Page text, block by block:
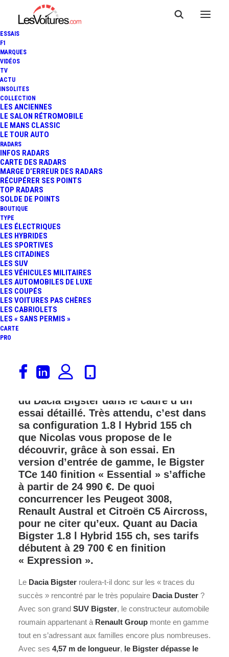
ESSAIS
F1
MARQUES
VIDÉOS
TV
ACTU
INSOLITES
COLLECTION
LES ANCIENNES
LE SALON RÉTROMOBILE
LE MANS CLASSIC
LE TOUR AUTO
RADARS
INFOS RADARS
CARTE DES RADARS
MARGE D’ERREUR DES RADARS
RÉCUPÉRER SES POINTS
TOP RADARS
SOLDE DE POINTS
BOUTIQUE
TYPE
LES ÉLECTRIQUES
LES HYBRIDES
LES SPORTIVES
LES CITADINES
LES SUV
LES VÉHICULES MILITAIRES
LES AUTOMOBILES DE LUXE
LES COUPÉS
LES VOITURES PAS CHÈRES
LES CABRIOLETS
LES « SANS PERMIS »
CARTE
PRO
BIGSTER PAR NICOLAS
(MÉCANIQUE SPORTIVE)
3 Minutes
Que vaut le nouveau Dacia Bigster,
soit le « Duster à taille XXL » ? Nicolas
du Dacia Bigster dans le cadre d’un
essai détaillé. Très attendu, c’est dans
sa configuration 1.8 l Hybrid 155 ch
que Nicolas vous propose de le
découvrir, grâce à son essai. En
version d’entrée de gamme, le Bigster
TCe 140 finition « Essential » s’affiche
à partir de 24 990 €. De quoi
concurrencer les Peugeot 3008,
Renault Austral et Citroën C5 Aircross,
pour ne citer qu’eux. Quant au Dacia
Bigster 1.8 l Hybrid 155 ch, ses tarifs
débutent à 29 700 € en finition
« Expression ».
Le DaciaBigster roulera-t-il donc sur les « traces du
succès » rencontré par le très populaire Dacia Duster ?
Avec son grand SUV Bigster, le constructeur automobile
roumain appartenant à Renault Group monte en gamme
tout en s’adressant aux familles encore plus nombreuses.
Avec ses 4,57 m de longueur, le Bigster dépasse le